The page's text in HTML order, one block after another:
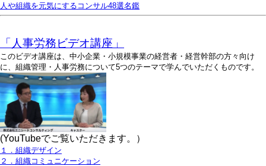
人や組織を元気にするコンサル48選名鑑
「人事労務ビデオ講座」
このビデオ講座は、中小企業・小規模事業の経営者・経営幹部の方々向け
に、組織管理・人事労務について5つのテーマで学んでいただくものです。
(YouTubeでご覧いただきます。）
１．組織デザイン
２．組織コミュニケーション